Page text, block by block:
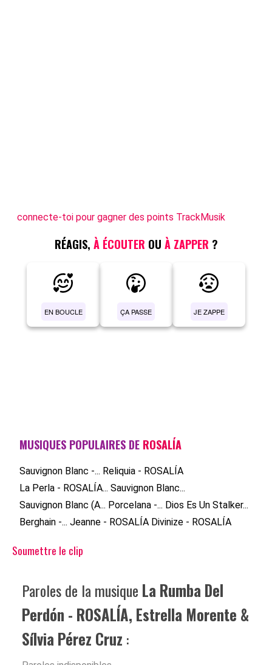
connecte-toi pour gagner des points TrackMusik
RÉAGIS, À ÉCOUTER OU À ZAPPER ?
EN BOUCLE ÇA PASSE JE ZAPPE
MUSIQUES POPULAIRES DE ROSALÍA
Sauvignon Blanc -... Reliquia - ROSALÍA
La Perla - ROSALÍA... Sauvignon Blanc...
Sauvignon Blanc (A... Porcelana -... Dios Es Un Stalker...
Berghain -... Jeanne - ROSALÍA Divinize - ROSALÍA
Soumettre le clip
Paroles de la musique La Rumba Del
Perdón - ROSALÍA, Estrella Morente &
Sílvia Pérez Cruz :